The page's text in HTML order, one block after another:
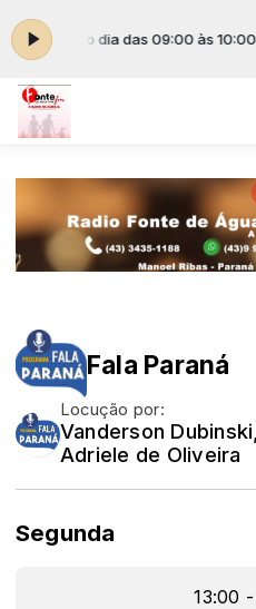
Escala do dia das 09:00 às 10:00
Fala Paraná
Locução por:
Vanderson
Adriele de Oliveira
Segunda
13:00